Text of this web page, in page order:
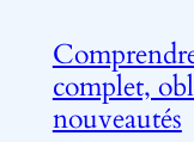
complet,
nouveautés